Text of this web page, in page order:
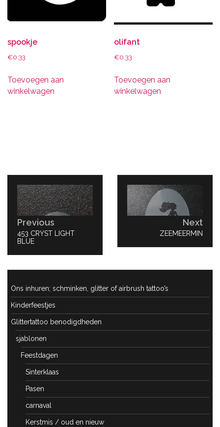
spookje
€0.33
Toevoegen aan
winkelwagen
olifant
€0.33
Toevoegen aan
winkelwagen
navigatie
Previous
PREVIOUS
POST:
453 CRYST LIGHT
BLUE
Next
NEXT
ZEEMEERMIN
Ons inhuren; schminken, glitter of airbrush tattoo’s
Kinderfeestjes
Glittertattoo benodigdheden
sjablonen
Feestdagen
Sinterklaas
Pasen
carnaval
Kerstmis / oud en nieuw